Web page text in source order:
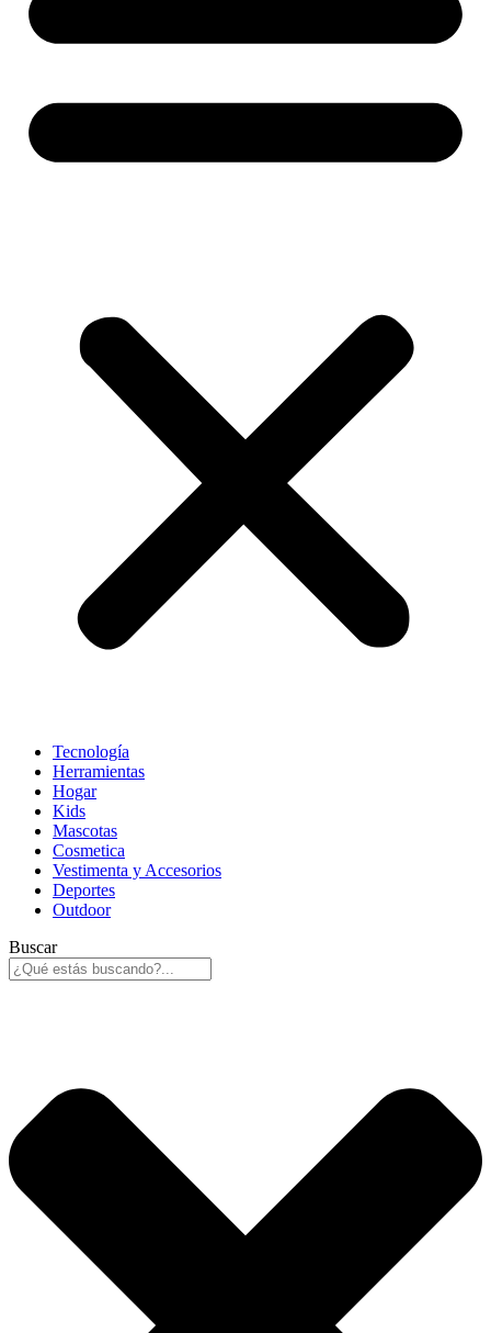
Tecnología
Herramientas
Hogar
Kids
Mascotas
Cosmetica
Vestimenta y Accesorios
Deportes
Outdoor
Buscar